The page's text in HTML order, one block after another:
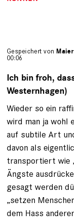
Gespeichert von
00:06
Ich bin froh,
Westernhagen)
Wieder so ein
wird man ja wohl
auf subtile Art
davon als
transportiert wie
Ängste
gesagt werden
„setzen
dem Hass